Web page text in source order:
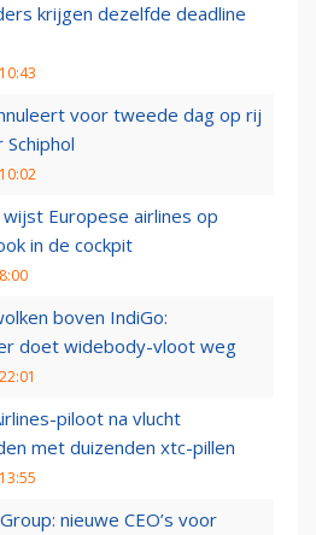
krijgen dezelfde deadline
voor tweede dag op rij
Schiphol
wijst Europese airlines op
in de cockpit
boven IndiGo:
doet widebody-vloot weg
piloot na vlucht
met duizenden xtc-pillen
nieuwe CEO’s voor